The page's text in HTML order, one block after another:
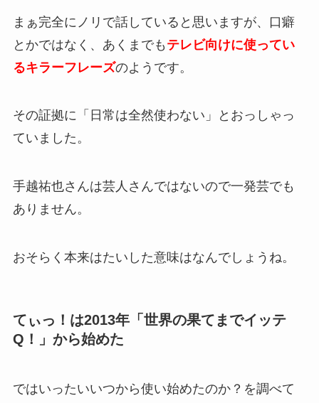
まぁ完全にノリで話していると思いますが、口癖
とかではなく、あくまでも テレビ向けに使ってい
るキラーフレーズのようです。
その証拠に「日常は全然使わない」とおっしゃっ
ていました。
手越祐也さんは芸人さんではないので一発芸でも
ありません。
おそらく本来はたいした意味はなんでしょうね。
てぃっ！は2013年「世界の果てまでイッテ
Q！」から始めた
ではいったいいつから使い始めたのか？を調べて